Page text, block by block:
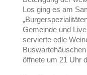
Los ging es am
Gemeinde und
servierte edle
öffnete um 21 Uhr